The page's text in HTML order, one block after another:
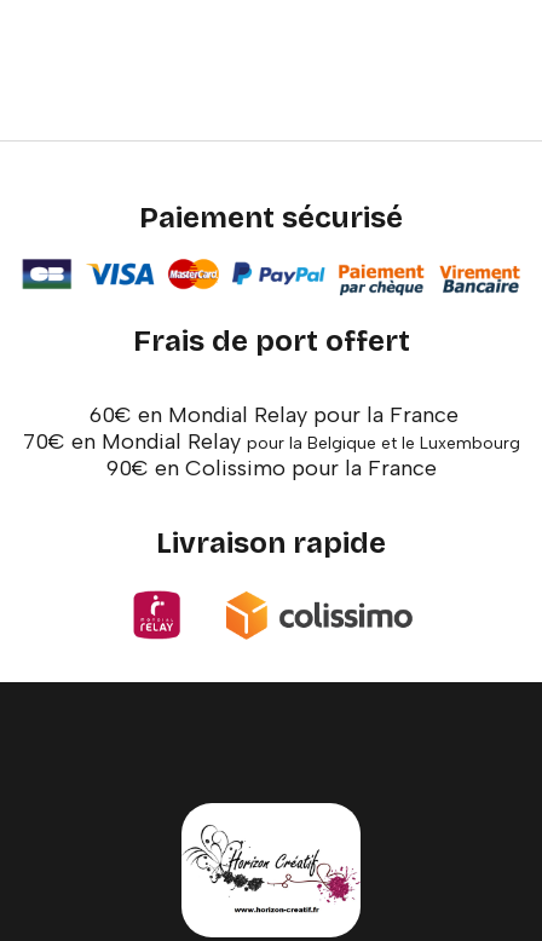
Paiement sécurisé
Frais de port offert
60€ en Mondial Relay pour la France
70€ en Mondial Relay pour la Belgique et le Luxembourg
90€ en Colissimo pour la France
Livraison rapide